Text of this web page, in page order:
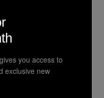
nimic, nu
despre cum
Cel mai mult ne
you access to
exclusive new